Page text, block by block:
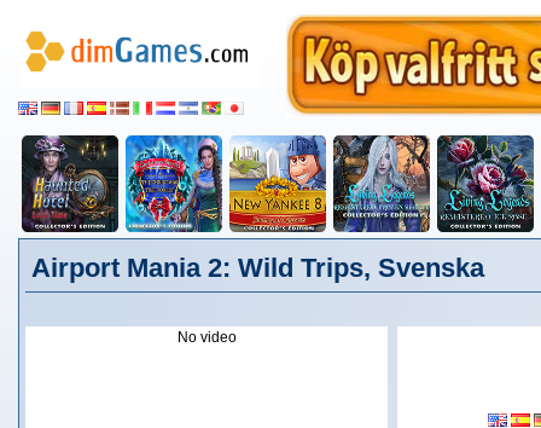
Airport Mania 2: Wild Trips, Svenska
No video